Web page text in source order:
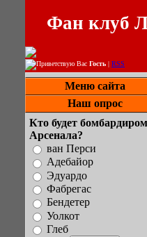
Фан клуб
Приветствую Вас Гость | RSS
Меню сайта
Наш опрос
Кто будет бомбардиром
Арсенала?
ван Перси
Адебайор
Эдуардо
Фабрегас
Бендетер
Уолкот
Глеб